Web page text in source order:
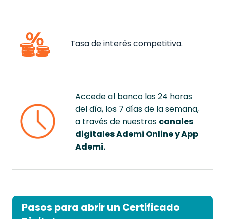
Tasa de interés competitiva.
Accede al banco las 24 horas
del día, los 7 días de la semana,
a través de nuestros canales
digitales Ademi Online y App
Ademi.
Pasos para abrir un Certificado